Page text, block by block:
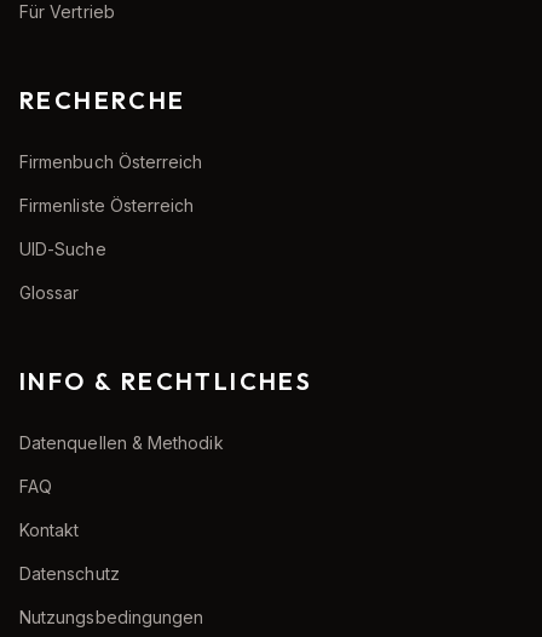
Für Vertrieb
RECHERCHE
Firmenbuch Österreich
Firmenliste Österreich
UID-Suche
Glossar
INFO & RECHTLICHES
Datenquellen & Methodik
FAQ
Kontakt
Datenschutz
Nutzungsbedingungen